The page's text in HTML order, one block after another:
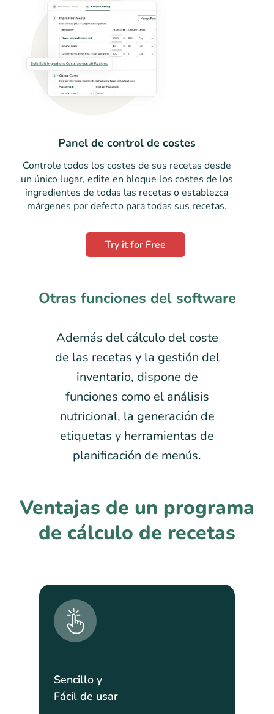
Panel de control de costes
Controle todos los costes de sus recetas desde
un único lugar, edite en bloque los costes de los
ingredientes de todas las recetas o establezca
márgenes por defecto para todas sus recetas.
Try it for Free
Otras funciones del software
Además del cálculo del coste
de las recetas y la gestión del
inventario, dispone de
funciones como el análisis
nutricional, la generación de
etiquetas y herramientas de
planificación de menús.
Ventajas de un programa
de cálculo de recetas
Sencillo y
Fácil de usar